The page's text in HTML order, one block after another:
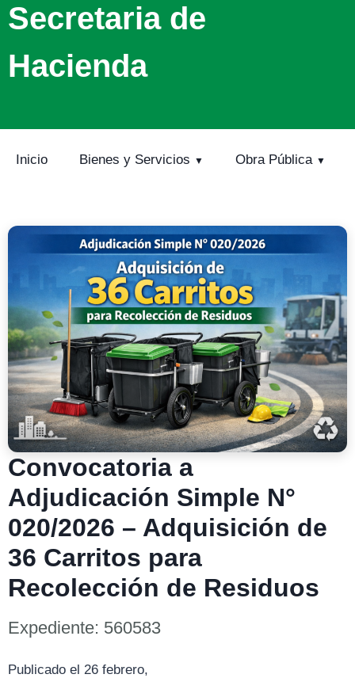
Secretaria de
Hacienda
Inicio Bienes y Servicios Obra Pública
Convocatoria a
Adjudicación Simple N°
020/2026 – Adquisición de
36 Carritos para
Recolección de Residuos
Expediente: 560583
Publicado el 26 febrero,